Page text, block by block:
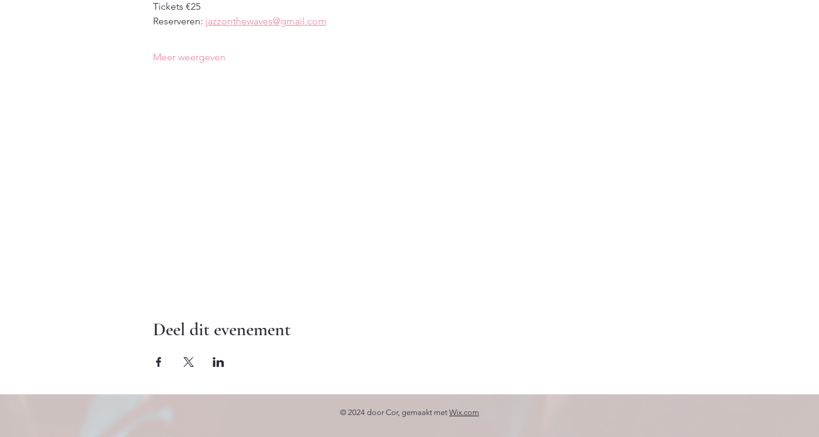
Tickets €25
Reserveren: jazzonthewaves@gmail.com
Meer weergeven
Deel dit evenement
© 2024 door Cor, gemaakt met Wix.com